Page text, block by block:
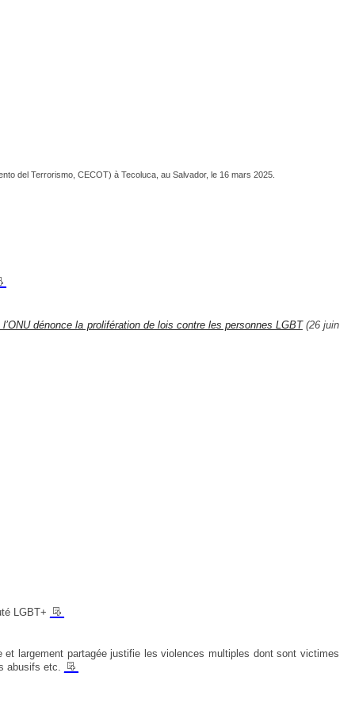
del Terrorismo, CECOT) à Tecoluca, au Salvador, le 16 mars 2025.
dénonce la prolifération de lois contre les personnes LGBT(26 juin
LGBT+ __
et largement partagée justifie les violences multiples dont sont victimes
abusifs etc. __